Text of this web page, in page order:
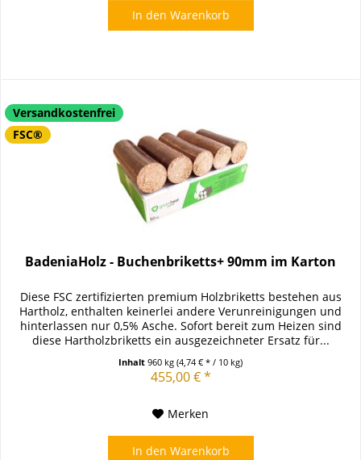
In den Warenkorb
Versandkostenfrei
FSC®
BadeniaHolz - Buchenbriketts+ 90mm im Karton
Diese FSC zertifizierten premium Holzbriketts bestehen aus
Hartholz, enthalten keinerlei andere Verunreinigungen und
hinterlassen nur 0,5% Asche. Sofort bereit zum Heizen sind
diese Hartholzbriketts ein ausgezeichneter Ersatz für...
Inhalt960 kg(4,74 € * / 10 kg)
455,00 € *
Merken
In den Warenkorb